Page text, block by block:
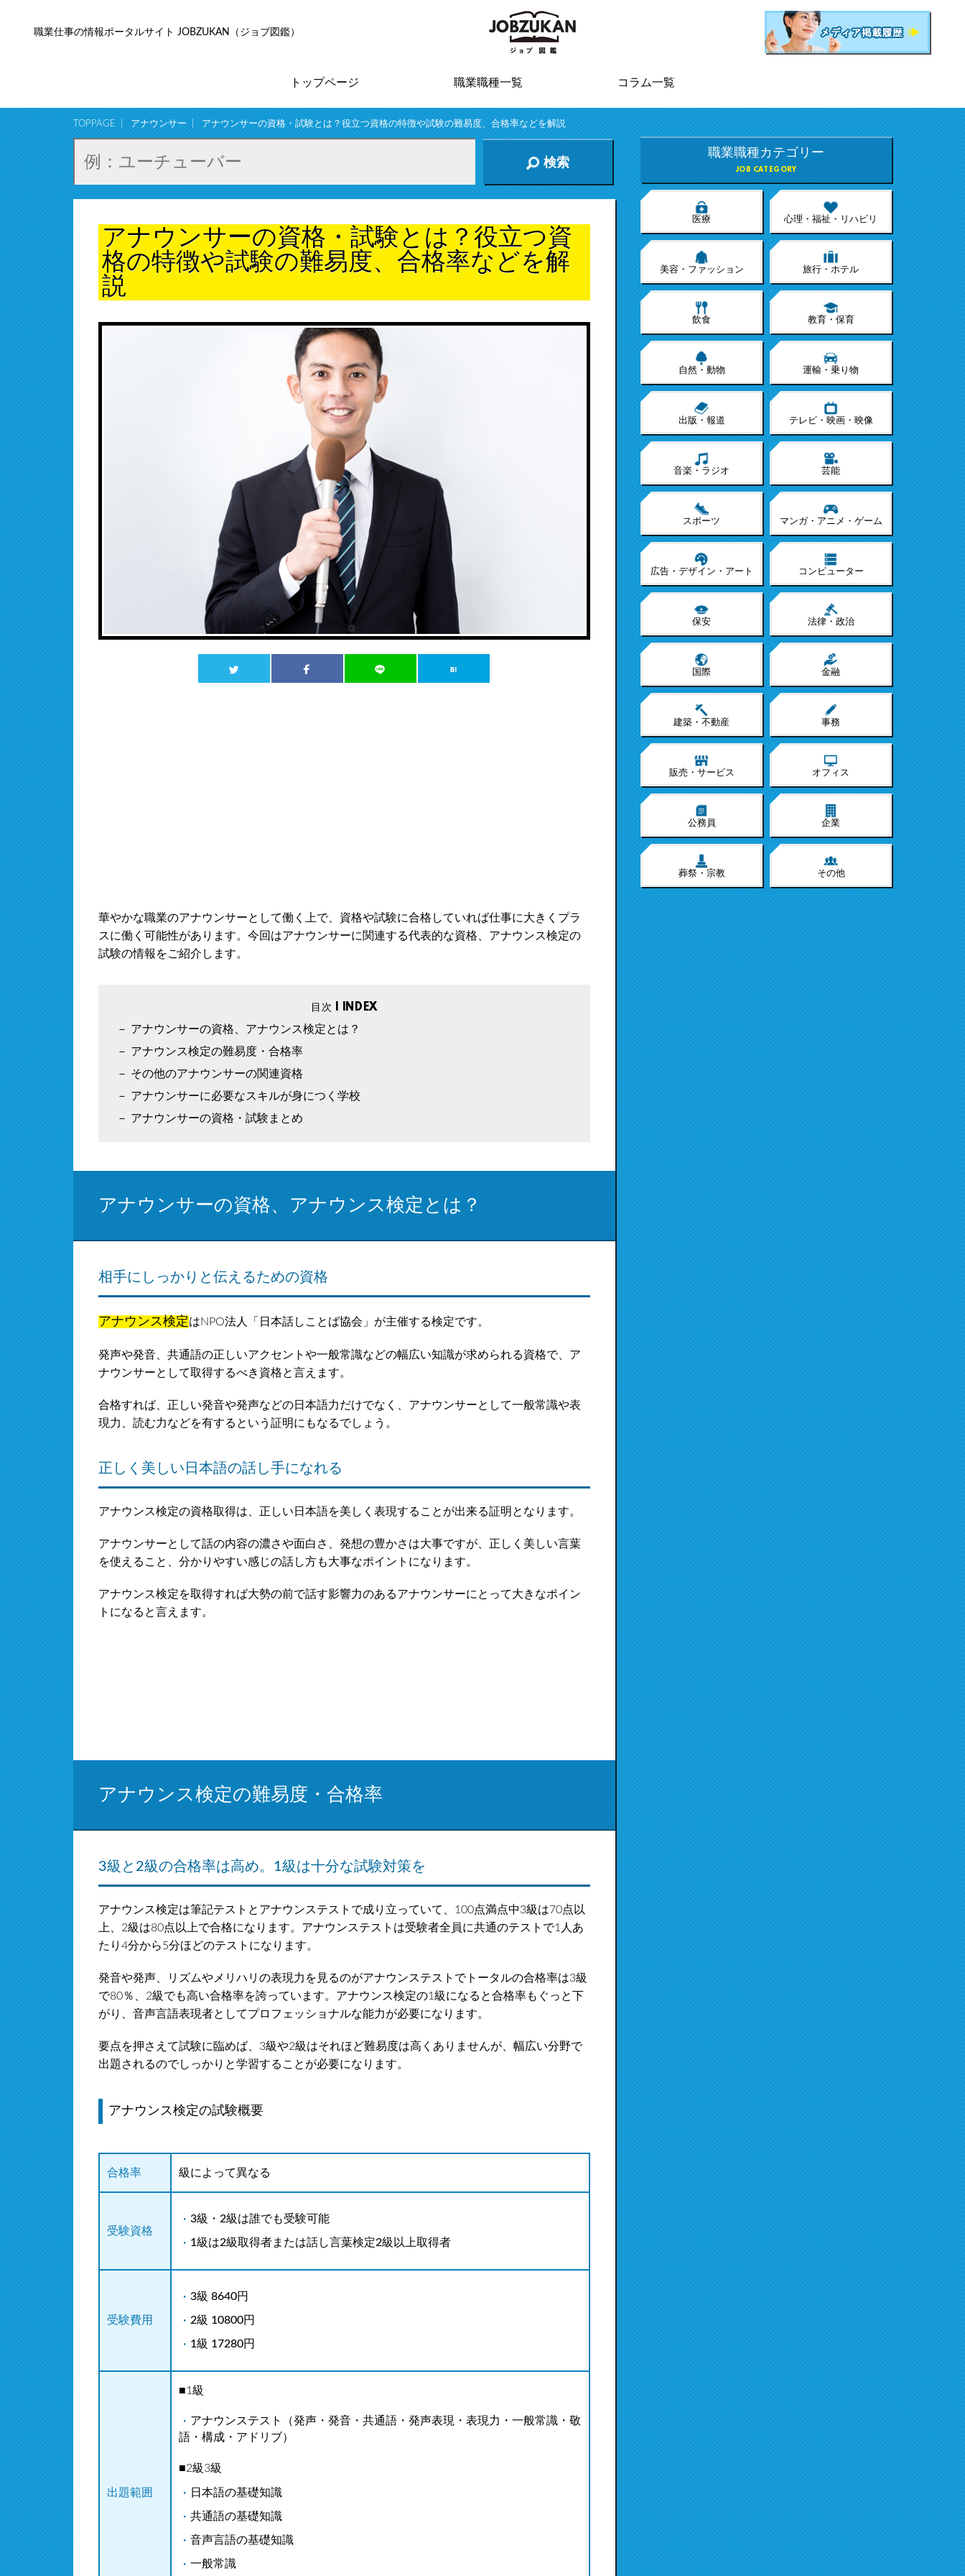
職業仕事の情報ポータルサイト JOBZUKAN（ジョブ図鑑）
トップページ 職業職種一覧 コラム一覧
TOPPAGE アナウンサー アナウンサーの資格・試験とは？役立つ資格の特徴や試験の難易度、合格率などを解説
検索
アナウンサーの資格・試験とは？役立つ資
格の特徴や試験の難易度、合格率などを解
説
華やかな職業のアナウンサーとして働く上で、資格や試験に合格していれば仕事に大きくプラ
スに働く可能性があります。今回はアナウンサーに関連する代表的な資格、アナウンス検定の
試験の情報をご紹介します。
アナウンサーの資格、アナウンス検定とは？
アナウンス検定の難易度・合格率
その他のアナウンサーの関連資格
アナウンサーに必要なスキルが身につく学校
アナウンサーの資格・試験まとめ
アナウンサーの資格、アナウンス検定とは？
相手にしっかりと伝えるための資格
アナウンス検定はNPO法人「日本話しことば協会」が主催する検定です。
発声や発音、共通語の正しいアクセントや一般常識などの幅広い知識が求められる資格で、ア
ナウンサーとして取得するべき資格と言えます。
合格すれば、正しい発音や発声などの日本語力だけでなく、アナウンサーとして一般常識や表
現力、読む力などを有するという証明にもなるでしょう。
正しく美しい日本語の話し手になれる
アナウンス検定の資格取得は、正しい日本語を美しく表現することが出来る証明となります。
アナウンサーとして話の内容の濃さや面白さ、発想の豊かさは大事ですが、正しく美しい言葉
を使えること、分かりやすい感じの話し方も大事なポイントになります。
アナウンス検定を取得すれば大勢の前で話す影響力のあるアナウンサーにとって大きなポイン
トになると言えます。
アナウンス検定の難易度・合格率
3級と2級の合格率は高め。1級は十分な試験対策を
アナウンス検定は筆記テストとアナウンステストで成り立っていて、100点満点中3級は70点以
上、2級は80点以上で合格になります。アナウンステストは受験者全員に共通のテストで1人あ
たり4分から5分ほどのテストになります。
発音や発声、リズムやメリハリの表現力を見るのがアナウンステストでトータルの合格率は3級
で80％、2級でも高い合格率を誇っています。アナウンス検定の1級になると合格率もぐっと下
がり、音声言語表現者としてプロフェッショナルな能力が必要になります。
要点を押さえて試験に臨めば、3級や2級はそれほど難易度は高くありませんが、幅広い分野で
出題されるのでしっかりと学習することが必要になります。
アナウンス検定の試験概要
合格率 級によって異なる
受験資格
3級・2級は誰でも受験可能
1級は2級取得者または話し言葉検定2級以上取得者
受験費用
3級 8640円
2級 10800円
1級 17280円
出題範囲
■1級
アナウンステスト（発声・発音・共通語・発声表現・表現力・一般常識・敬
語・構成・アドリブ）
■2級3級
日本語の基礎知識
共通語の基礎知識
音声言語の基礎知識
一般常識
職業職種カテゴリー
JOB CATEGORY
医療 心理・福祉・リハビリ
美容・ファッション 旅行・ホテル
飲食 教育・保育
自然・動物 運輸・乗り物
出版・報道 テレビ・映画・映像
音楽・ラジオ 芸能
スポーツ マンガ・アニメ・ゲーム
広告・デザイン・アート コンピューター
保安 法律・政治
国際 金融
建築・不動産 事務
販売・サービス オフィス
公務員 企業
葬祭・宗教 その他